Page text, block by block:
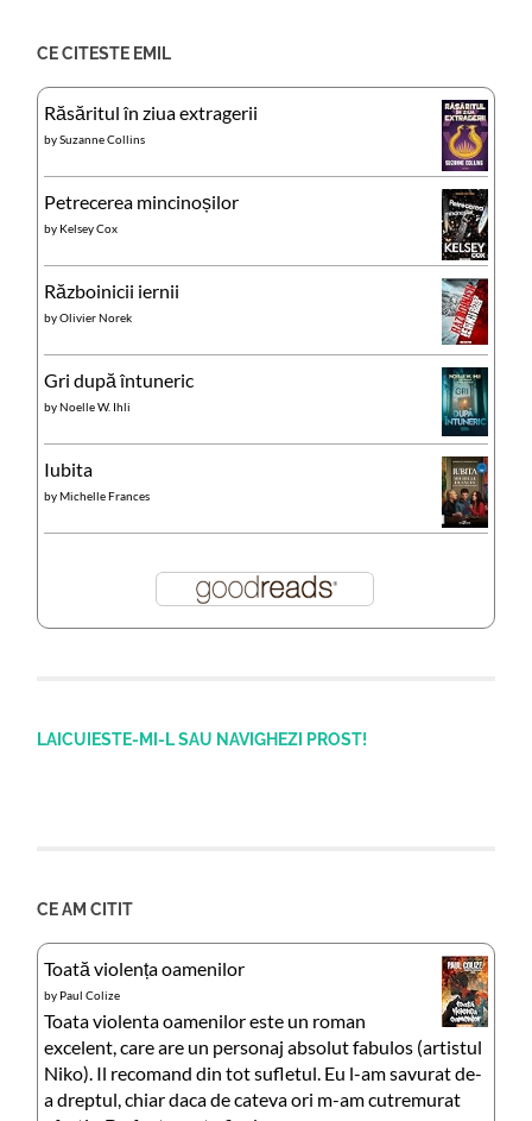
CE CITESTE EMIL
Răsăritul în ziua extragerii
bySuzanne Collins
Petrecerea mincinoșilor
by Kelsey Cox
Războinicii iernii
byOlivier Norek
Gri după întuneric
byNoelle W. Ihli
Iubita
byMichelle Frances
LAICUIESTE-MI-L SAU NAVIGHEZI PROST!
CE AM CITIT
Toată violența oamenilor
by Paul Colize
Toata violenta oamenilor este un roman
excelent, care are un personaj absolut fabulos (artistul
Niko). Il recomand din tot sufletul. Eu l-am savurat de-
a dreptul, chiar daca de cateva ori m-am cutremurat